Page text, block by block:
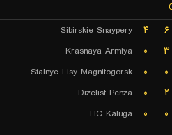
۶ ۴
Sibirskie Snaypery
۳ ۰
Krasnaya Armiya
۰ ۰
Stalnye Lisy Magnitogorsk
۲ ۰
Dizelist Penza
۰ ۰ HC Kaluga